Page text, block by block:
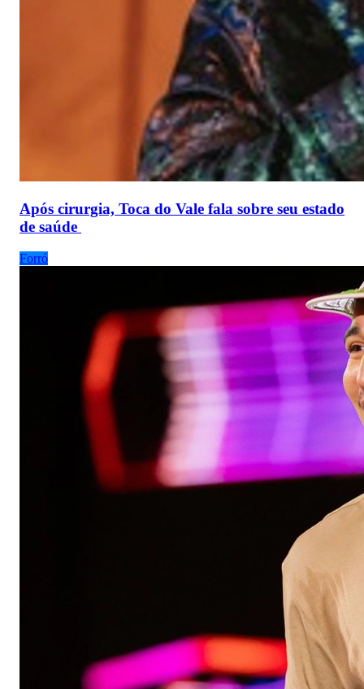
Após cirurgia, Toca do Vale fala sobre seu estado
de saúde
Forró